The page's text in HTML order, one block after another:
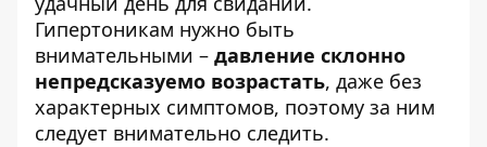
Гипертоникам нужно быть
внимательными – давление склонно
непредсказуемо возрастать, даже без
характерных симптомов, поэтому за ним
следует внимательно следить.